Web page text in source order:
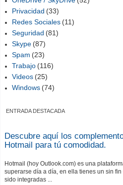
Privacidad (33)
Redes Sociales (11)
Seguridad (81)
Skype (87)
Spam (23)
Trabajo (116)
Videos (25)
Windows (74)
ENTRADA DESTACADA
Descubre aquí los
Hotmail para tú comodidad.
Hotmail (hoy Outlook.com) es una
superarse día a día, en ella tienes un sin
sido integradas ...